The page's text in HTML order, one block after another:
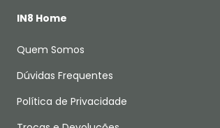
IN8 Home
Quem Somos
Dúvidas Frequentes
Política de Privacidade